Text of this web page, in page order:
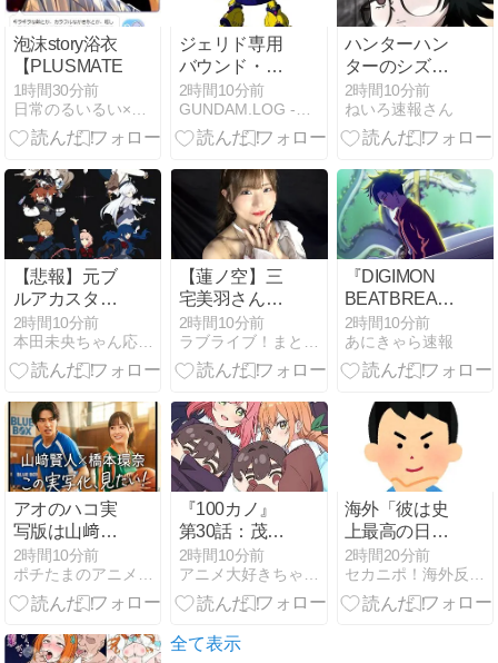
キャ×陽キャ
の青春ラブコ
メ名作を厳選
泡沫story浴衣
【PLUSMATE】
1時間30分前
ジェリド専用
バウンド・ド
ックって商品
化されないな
2時間10分前
ハンターハン
ターのシズク
ｗｗ
2時間10分前
ねいろ速報さん
【悲報】元ブ
ルアカスタッ
フの作るソシ
ャゲのキャ
ラ、流石に古
2時間10分前
本田未央ちゃん応援まとめ速報
【蓮ノ空】三
宅美羽さん
「桃とアール
グレイの和え
たやつ食べた
イブ！】
2時間10分前
『DIGIMON
BEATBREAK』
第42話 アスカ
との再会を願
う道程
2時間10分前
あにきゃら速報
アオのハコ実
写版は山﨑賢
人×橋本環
奈？実現した
ら話題必至！
2時間10分前
『100カノ』
第30話：茂見
紅葉の魅力に
迫る
2時間10分前
海外「彼は史
上最高の日本
人投手にな
る？」MLBフ
ァンの中で議
2時間20分前
全て表示